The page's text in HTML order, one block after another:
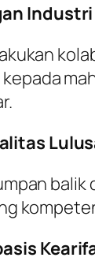
Industri